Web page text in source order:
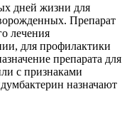
дней жизни для
Препарат
лечения
для профилактики
препарата для
с признаками
назначают